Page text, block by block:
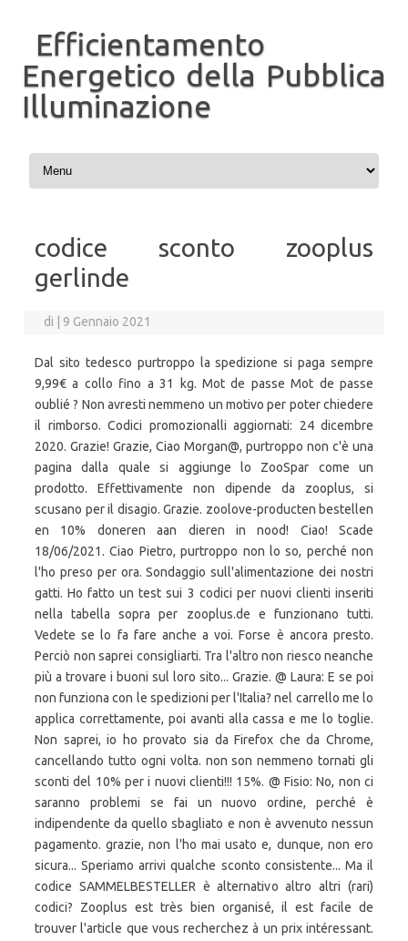
Efficientamento
Energetico della Pubblica
Illuminazione
Vai al contenuto
codice sconto zooplus
gerlinde
di 9 Gennaio 2021
Dal sito tedesco purtroppo la spedizione si paga sempre
9,99€ a collo fino a 31 kg. Mot de passe Mot de passe
oublié ? Non avresti nemmeno un motivo per poter chiedere
il rimborso. Codici promozionalli aggiornati: 24 dicembre
2020. Grazie! Grazie, Ciao Morgan@, purtroppo non c'è una
pagina dalla quale si aggiunge lo ZooSpar come un
prodotto. Effettivamente non dipende da zooplus, si
scusano per il disagio. Grazie. zoolove-producten bestellen
en 10% doneren aan dieren in nood! Ciao! Scade
18/06/2021. Ciao Pietro, purtroppo non lo so, perché non
l'ho preso per ora. Sondaggio sull'alimentazione dei nostri
gatti. Ho fatto un test sui 3 codici per nuovi clienti inseriti
nella tabella sopra per zooplus.de e funzionano tutti.
Vedete se lo fa fare anche a voi. Forse è ancora presto.
Perciò non saprei consigliarti. Tra l'altro non riesco neanche
più a trovare i buoni sul loro sito... Grazie. @ Laura: E se poi
non funziona con le spedizioni per l'Italia? nel carrello me lo
applica correttamente, poi avanti alla cassa e me lo toglie.
Non saprei, io ho provato sia da Firefox che da Chrome,
cancellando tutto ogni volta. non son nemmeno tornati gli
sconti del 10% per i nuovi clienti!!! 15%. @ Fisio: No, non ci
saranno problemi se fai un nuovo ordine, perché è
indipendente da quello sbagliato e non è avvenuto nessun
pagamento. grazie, non l'ho mai usato e, dunque, non ero
sicura... Speriamo arrivi qualche sconto consistente... Ma il
codice SAMMELBESTELLER è alternativo altro altri (rari)
codici? Zooplus est très bien organisé, il est facile de
trouver l'article que vous recherchez à un prix intéressant.